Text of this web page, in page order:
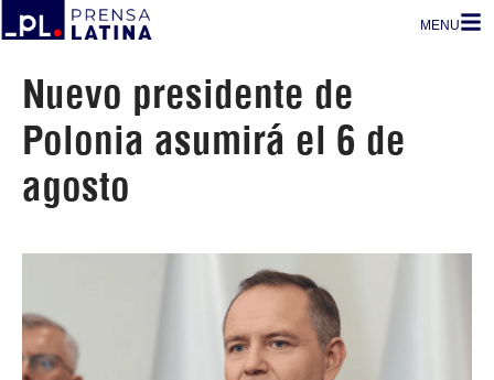
MENU
Nuevo presidente de
Polonia asumirá el 6 de
agosto